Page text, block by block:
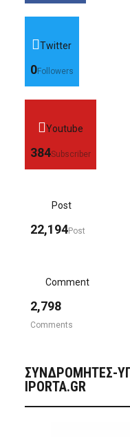
Twitter
0Followers
Youtube
384Subscriber
Post
22,194Post
Comment
2,798
Comments
ΣΥΝΔΡΟΜΗΤΈΣ-
IPORTA.GR